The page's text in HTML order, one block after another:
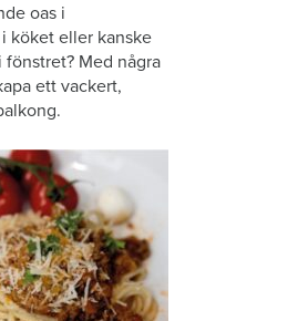
oas i
köket eller kanske
Med några
ett vackert,